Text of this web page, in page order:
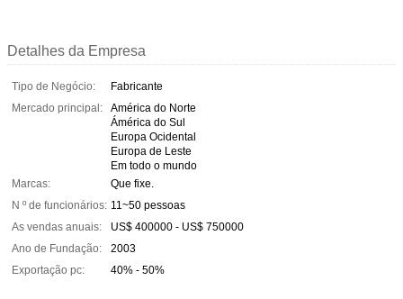
Detalhes da Empresa
Tipo de Negócio:
Fabricante
Mercado principal:
América do Norte
Ámérica do Sul
Europa Ocidental
Europa de Leste
Em todo o mundo
Marcas:
Que fixe.
N º de funcionários: 11~50 pessoas
As vendas anuais:
US$ 400000 - US$ 750000
Ano de Fundação:
2003
Exportação pc:
40% - 50%